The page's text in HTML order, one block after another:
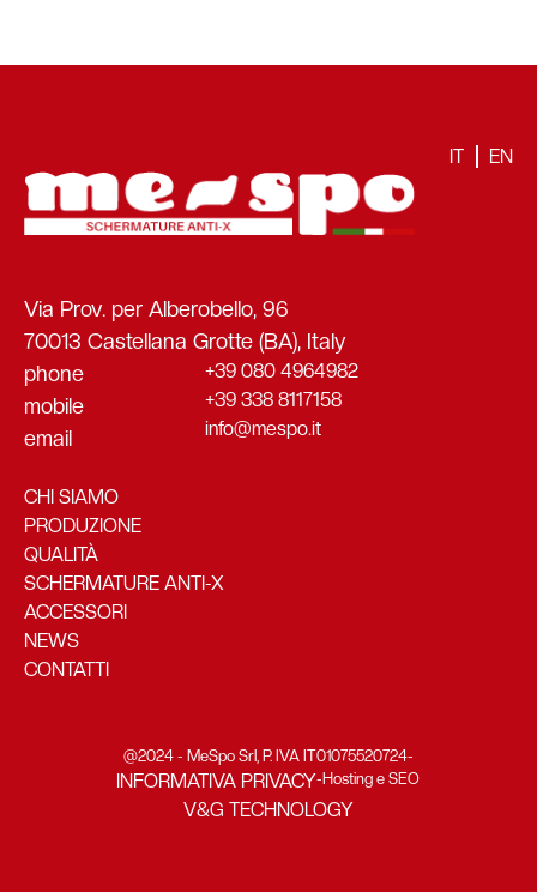
IT EN
Via Prov. per Alberobello, 96
70013 Castellana Grotte (BA), Italy
phone
mobile
email
+39 080 4964982
+39 338 8117158
info@mespo.it
CHI SIAMO
PRODUZIONE
QUALITÀ
SCHERMATURE ANTI-X
ACCESSORI
NEWS
CONTATTI
@2024 - MeSpo Srl, P. IVA IT01075520724-
INFORMATIVA PRIVACY-Hosting e SEO
V&G TECHNOLOGY